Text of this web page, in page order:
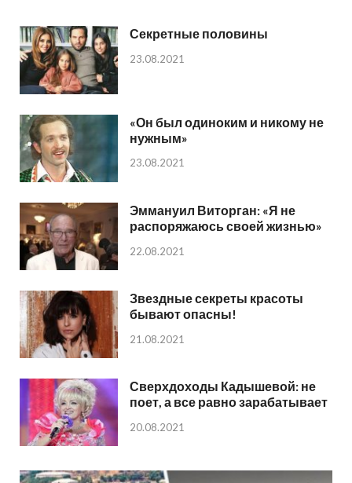
Секретные половины
23.08.2021
«Он был одиноким и никому не
нужным»
23.08.2021
Эммануил Виторган: «Я не
распоряжаюсь своей жизнью»
22.08.2021
Звездные секреты красоты
бывают опасны!
21.08.2021
Сверхдоходы Кадышевой: не
поет, а все равно зарабатывает
20.08.2021